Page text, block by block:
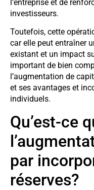
l’entreprise et de
investisseurs.
Toutefois, cette
car elle peut entraîner
existant et un impact
important de bien
l’augmentation de
et ses avantages et
individuels.
Qu’est-ce
par
réserves?